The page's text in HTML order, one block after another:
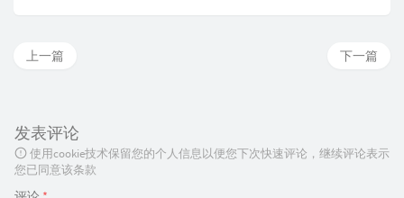
下一篇
上一篇
发表评论
使用cookie技术保留您的个人信息以便您下次快速评论，继续评论表示
您已同意该条款